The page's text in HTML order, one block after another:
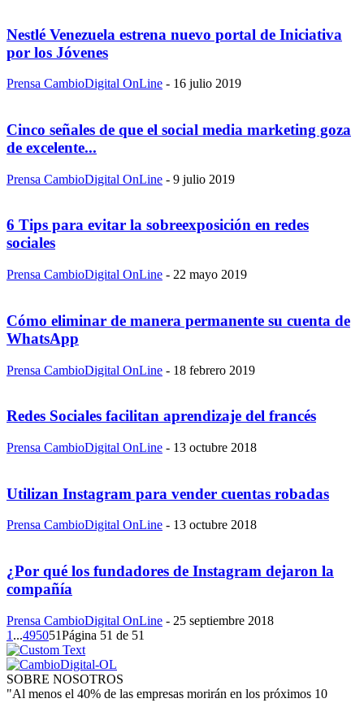
Nestlé Venezuela estrena nuevo portal de Iniciativa
por los Jóvenes
Prensa CambioDigital OnLine - 16 julio 2019
Cinco señales de que el social media marketing goza
de excelente...
Prensa CambioDigital OnLine - 9 julio 2019
6 Tips para evitar la sobreexposición en redes
sociales
Prensa CambioDigital OnLine - 22 mayo 2019
Cómo eliminar de manera permanente su cuenta de
WhatsApp
Prensa CambioDigital OnLine - 18 febrero 2019
Redes Sociales facilitan aprendizaje del francés
Prensa CambioDigital OnLine - 13 octubre 2018
Utilizan Instagram para vender cuentas robadas
Prensa CambioDigital OnLine - 13 octubre 2018
¿Por qué los fundadores de Instagram dejaron la
compañía
Prensa CambioDigital OnLine - 25 septiembre 2018
1 ...495051Página 51 de 51
SOBRE NOSOTROS
"Al menos el 40% de las empresas morirán en los próximos 10